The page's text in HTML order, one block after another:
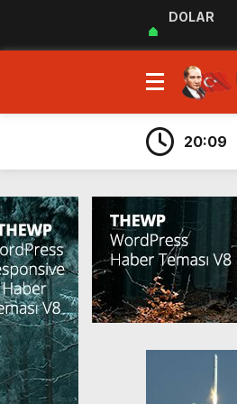
DOLAR
23:35
9:33
20:17
20:09
20:05
6:38
6:23
6:13
5:54
5:48
9:33